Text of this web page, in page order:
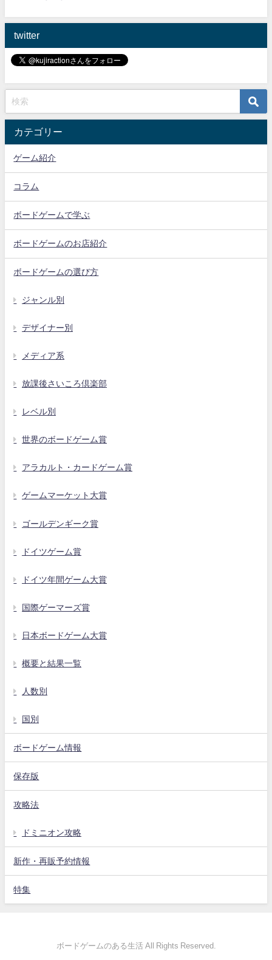
twitter
カテゴリー
ゲーム紹介
コラム
ボードゲームで学ぶ
ボードゲームのお店紹介
ボードゲームの選び方
ジャンル別
デザイナー別
メディア系
放課後さいころ倶楽部
レベル別
世界のボードゲーム賞
アラカルト・カードゲーム賞
ゲームマーケット大賞
ゴールデンギーク賞
ドイツゲーム賞
ドイツ年間ゲーム大賞
国際ゲーマーズ賞
日本ボードゲーム大賞
概要と結果一覧
人数別
国別
ボードゲーム情報
保存版
攻略法
ドミニオン攻略
新作・再販予約情報
特集
ボードゲームのある生活 All Rights Reserved.